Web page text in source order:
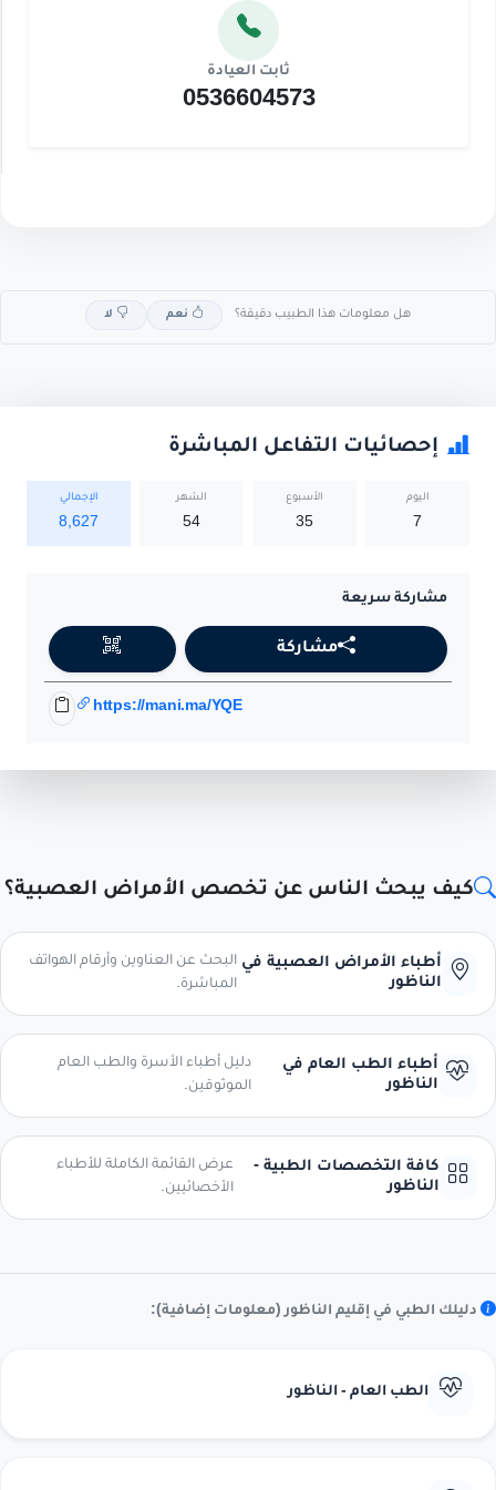
ثابت العيادة
0536604573
هل معلومات هذا الطبيب دقيقة؟ نعم لا
إحصائيات التفاعل المباشرة
اليوم
7
الأسبوع
35
الشهر
54
الإجمالي
8,627
مشاركة سريعة
مشاركة
https://mani.ma/YQE
كيف يبحث الناس عن تخصص الأمراض العصبية؟
أطباء الأمراض العصبية في
الناظور
البحث عن العناوين وأرقام الهواتف
المباشرة.
أطباء الطب العام في
الناظور
دليل أطباء الأسرة والطب العام
الموثوقين.
كافة التخصصات الطبية -
الناظور
عرض القائمة الكاملة للأطباء
الأخصائيين.
دليلك الطبي في إقليم الناظور (معلومات إضافية):
الطب العام - الناظور